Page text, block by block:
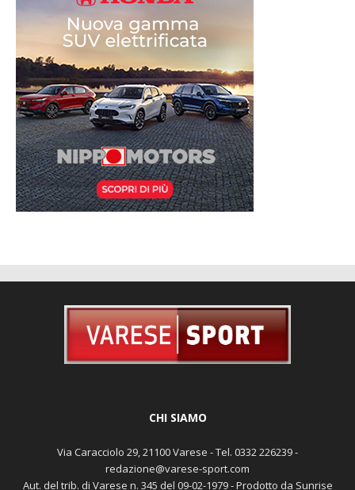
CHI SIAMO
Via Caracciolo 29, 21100 Varese - Tel. 0332 226239 -
redazione@varese-sport.com
Aut. del trib. di Varese n. 345 del 09-02-1979 - Prodotto da Sunrise